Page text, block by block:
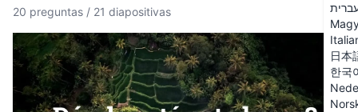
日本
한국
20 preguntas / 21 diapositivas